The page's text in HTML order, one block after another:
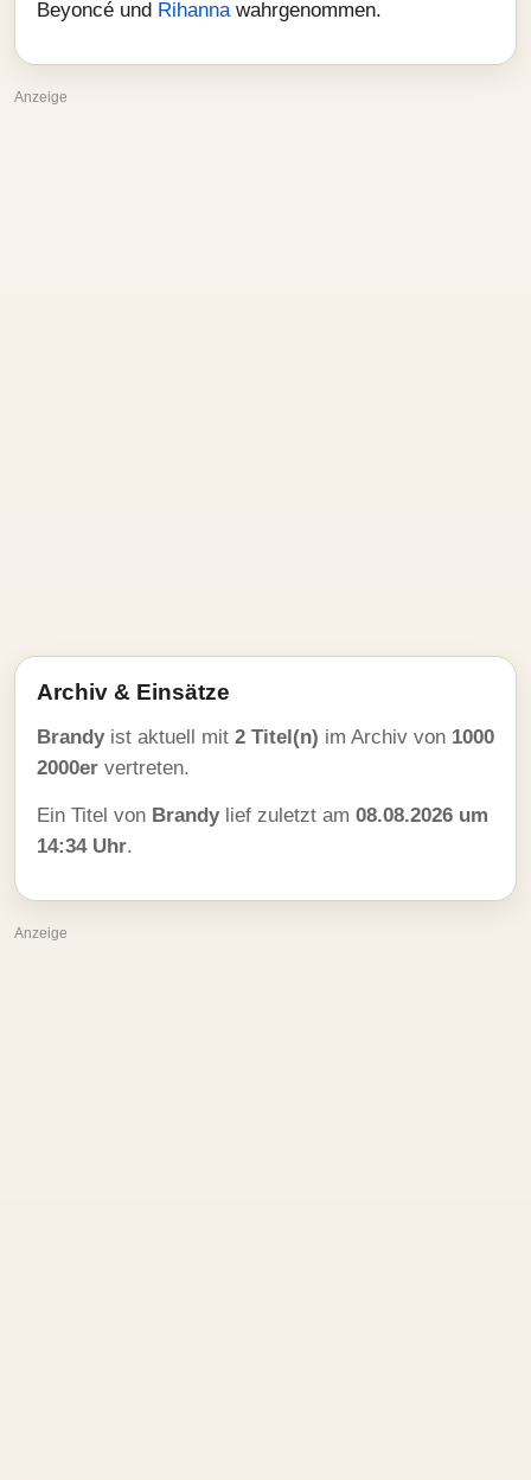
Beyoncé und Rihannawahrgenommen.
Anzeige
Archiv & Einsätze
Brandyist aktuell mit 2 Titel(n) im Archiv von 1000
2000er vertreten.
Ein Titel von Brandylief zuletzt am 08.08.2026 um
14:34 Uhr.
Anzeige